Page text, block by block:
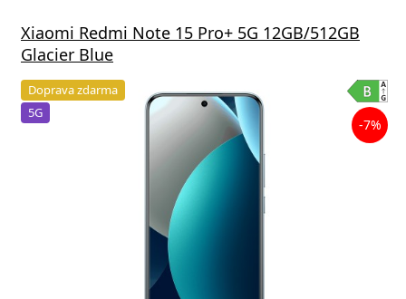
Xiaomi Redmi Note 15 Pro+ 5G 12GB/512GB
Glacier Blue
Doprava zdarma
5G
-7%